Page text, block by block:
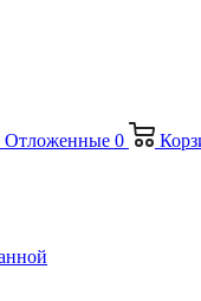
Отложенные 0